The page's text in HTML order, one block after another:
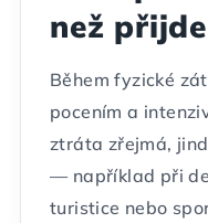
než
Během fyzické
pocením a
ztráta zřejmá,
— například při
turistice nebo